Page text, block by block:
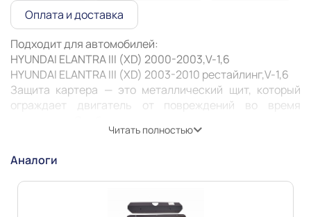
Оплата и доставка
Подходит для автомобилей:
HYUNDAI ELANTRA III (XD) 2000-2003,V-1,6
HYUNDAI ELANTRA III (XD) 2003-2010 рестайлинг,V-1,6
Защита картера — это металлический щит, который
ограждает двигатель от повреждений во время
неровным дорогам или с препятствиями: снег, грязь,
пробитие картера, продлить его жизнь и жизнь
Читать полностью
Аналоги